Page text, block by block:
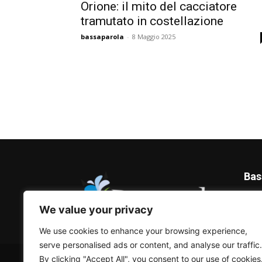
We value your privacy
We use cookies to enhance your browsing experience,
serve personalised ads or content, and analyse our traffic.
By clicking "Accept All", you consent to our use of cookies.
Orione: il mito del cacciatore
tramutato in costellazione
bassaparola - 8 Maggio 2025
© Bassaparola.it 2015-2025